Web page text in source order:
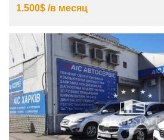
1.500$ /в месяц